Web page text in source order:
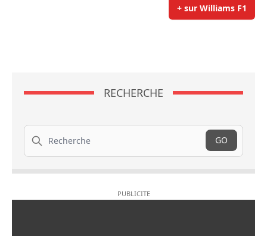
+ sur Williams F1
RECHERCHE
Recherche
GO